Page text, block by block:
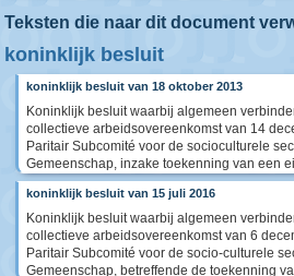
Teksten die naar dit document
koninklijk besluit
koninklijk besluit van 18 oktober 2013
Koninklijk besluit waarbij algemeen
collectieve arbeidsovereenkomst van 14
Paritair Subcomité voor de socioculturele
Gemeenschap, inzake toekenning van een
koninklijk besluit van 15 juli 2016
Koninklijk besluit waarbij algemeen
collectieve arbeidsovereenkomst van 6
Paritair Subcomité voor de socio-culturele
Gemeenschap, betreffende de toekenning